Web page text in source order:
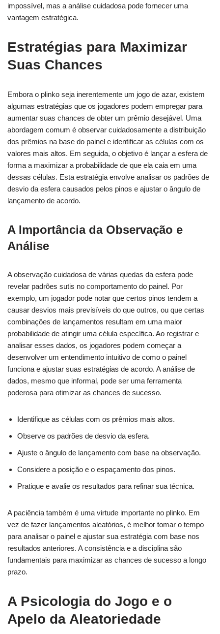
impossível, mas a análise cuidadosa pode fornecer uma
vantagem estratégica.
Estratégias para Maximizar
Suas Chances
Embora o plinko seja inerentemente um jogo de azar, existem
algumas estratégias que os jogadores podem empregar para
aumentar suas chances de obter um prêmio desejável. Uma
abordagem comum é observar cuidadosamente a distribuição
dos prêmios na base do painel e identificar as células com os
valores mais altos. Em seguida, o objetivo é lançar a esfera de
forma a maximizar a probabilidade de que ela caia em uma
dessas células. Esta estratégia envolve analisar os padrões de
desvio da esfera causados pelos pinos e ajustar o ângulo de
lançamento de acordo.
A Importância da Observação e
Análise
A observação cuidadosa de várias quedas da esfera pode
revelar padrões sutis no comportamento do painel. Por
exemplo, um jogador pode notar que certos pinos tendem a
causar desvios mais previsíveis do que outros, ou que certas
combinações de lançamentos resultam em uma maior
probabilidade de atingir uma célula específica. Ao registrar e
analisar esses dados, os jogadores podem começar a
desenvolver um entendimento intuitivo de como o painel
funciona e ajustar suas estratégias de acordo. A análise de
dados, mesmo que informal, pode ser uma ferramenta
poderosa para otimizar as chances de sucesso.
Identifique as células com os prêmios mais altos.
Observe os padrões de desvio da esfera.
Ajuste o ângulo de lançamento com base na observação.
Considere a posição e o espaçamento dos pinos.
Pratique e avalie os resultados para refinar sua técnica.
A paciência também é uma virtude importante no plinko. Em
vez de fazer lançamentos aleatórios, é melhor tomar o tempo
para analisar o painel e ajustar sua estratégia com base nos
resultados anteriores. A consistência e a disciplina são
fundamentais para maximizar as chances de sucesso a longo
prazo.
A Psicologia do Jogo e o
Apelo da Aleatoriedade